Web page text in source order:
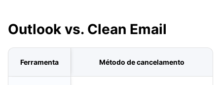
Outlook vs. Clean Email
Ferramenta Método de cancelamento